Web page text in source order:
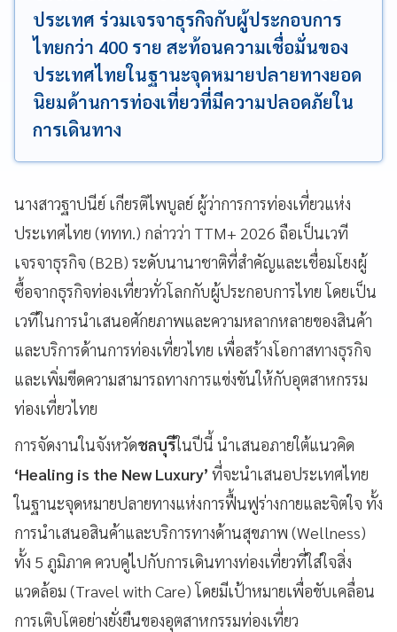
ประเทศ ร่วมเจรจาธุรกิจกับผู้ประกอบการ
ไทยกว่า 400 ราย สะท้อนความเชื่อมั่นของ
ประเทศไทยในฐานะจุดหมายปลายทางยอด
นิยมด้านการท่องเที่ยวที่มีความปลอดภัยใน
การเดินทาง
นางสาวฐาปนีย์ เกียรติไพบูลย์ ผู้ว่าการการท่องเที่ยวแห่ง
ประเทศไทย (ททท.) กล่าวว่า TTM+ 2026 ถือเป็นเวที
เจรจาธุรกิจ (B2B) ระดับนานาชาติที่สำคัญและเชื่อมโยงผู้
ซื้อจากธุรกิจท่องเที่ยวทั่วโลกกับผู้ประกอบการไทย โดยเป็น
เวทีในการนำเสนอศักยภาพและความหลากหลายของสินค้า
และบริการด้านการท่องเที่ยวไทย เพื่อสร้างโอกาสทางธุรกิจ
และเพิ่มขีดความสามารถทางการแข่งขันให้กับอุตสาหกรรม
ท่องเที่ยวไทย
การจัดงานในจังหวัดชลบุรีในปีนี้ นำเสนอภายใต้แนวคิด
‘Healing is the New Luxury’ ที่จะนำเสนอประเทศไทย
ในฐานะจุดหมายปลายทางแห่งการฟื้นฟูร่างกายและจิตใจ ทั้ง
การนำเสนอสินค้าและบริการทางด้านสุขภาพ (Wellness)
ทั้ง 5 ภูมิภาค ควบคู่ไปกับการเดินทางท่องเที่ยวที่ใส่ใจสิ่ง
แวดล้อม (Travel with Care) โดยมีเป้าหมายเพื่อขับเคลื่อน
การเติบโตอย่างยั่งยืนของอุตสาหกรรมท่องเที่ยว